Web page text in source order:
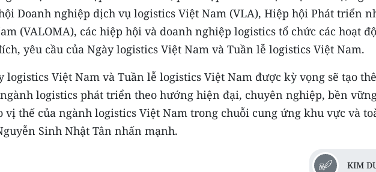
Doanh nghiệp dịch vụ logistics Việt Nam (VLA), Hiệp hội Phát triển
(VALOMA), các hiệp hội và doanh nghiệp logistics tổ chức các hoạt
yêu cầu của Ngày logistics Việt Nam và Tuần lễ logistics Việt Nam.
logistics Việt Nam và Tuần lễ logistics Việt Nam được kỳ vọng sẽ tạo
logistics phát triển theo hướng hiện đại, chuyên nghiệp, bền
vị thế của ngành logistics Việt Nam trong chuỗi cung ứng khu vực và
Sinh Nhật Tân nhấn mạnh.
KIM